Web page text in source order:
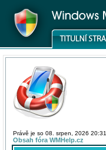
Právě je so 08. srpen, 2026 20:31
Obsah fóra WMHelp.cz